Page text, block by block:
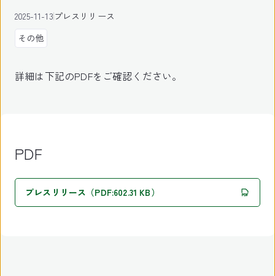
2025-11-13プレスリリース
その他
詳細は下記のPDFをご確認ください。
PDF
プレスリリース（PDF:602.31 KB）